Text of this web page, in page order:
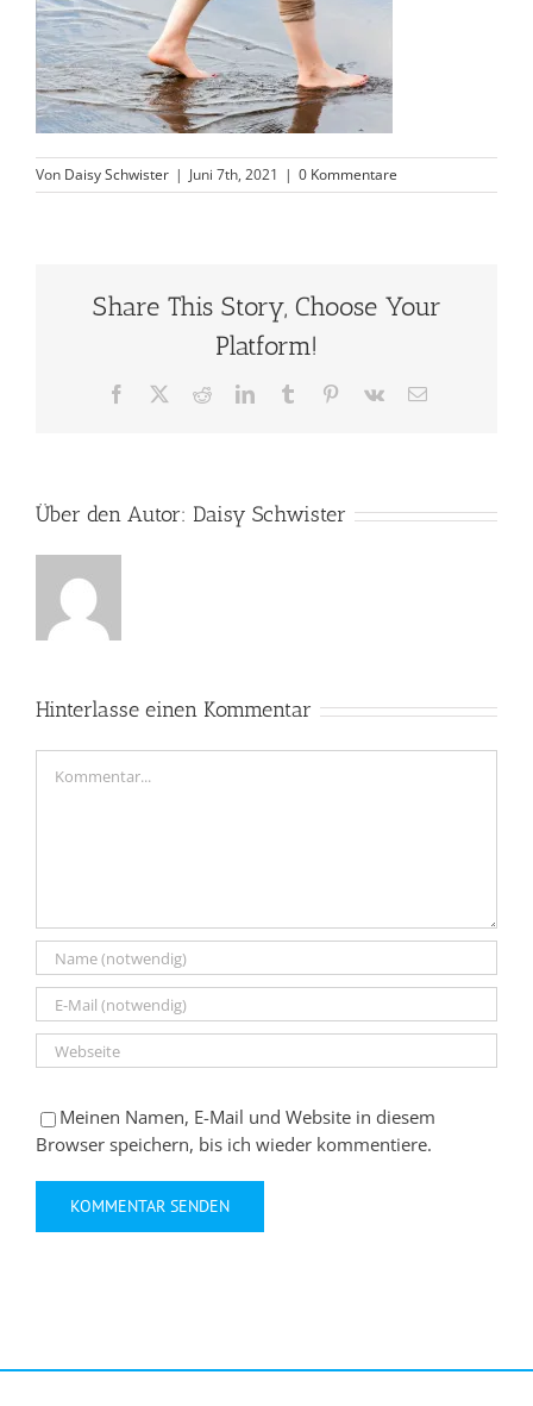
Von Daisy Schwister | Juni 7th, 2021 | 0 Kommentare
Share This Story, Choose Your
Platform!
Facebook RedditLinkedInTumblr Pinterest
Vk
E-
Über den Autor: Daisy Schwister
Hinterlasse einen Kommentar
Meinen Namen, E-Mail und Website in diesem
Browser speichern, bis ich wieder kommentiere.